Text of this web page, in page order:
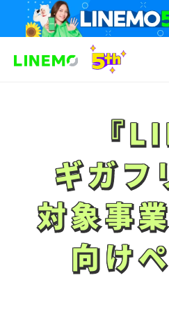
『
ギガフ
対象事
向け
『
ギガフ
対象事
向け